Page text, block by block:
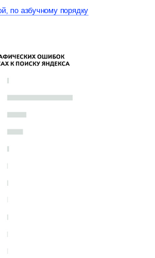
по азбучному порядку